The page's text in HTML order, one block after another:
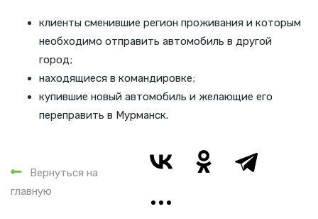
клиенты сменившие регион проживания и которым
необходимо отправить автомобиль в другой
город;
находящиеся в командировке;
купившие новый автомобиль и желающие его
переправить в Мурманск.
Вернуться на
главную